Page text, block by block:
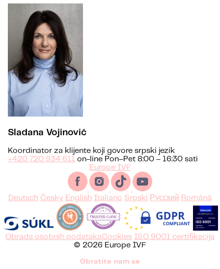
Sladana Vojinović
Koordinator za klijente koji govore srpski jezik
+420 720 934 611 on-line Pon–Pet 8:00 – 16:30 sati
Europe IVF
Deutsch Česky English Italiano Srpski Русский Română
Obrada osobnih podatakaCookies ISO 9001 certifikacija
© 2026 Europe IVF
Obratite nam se